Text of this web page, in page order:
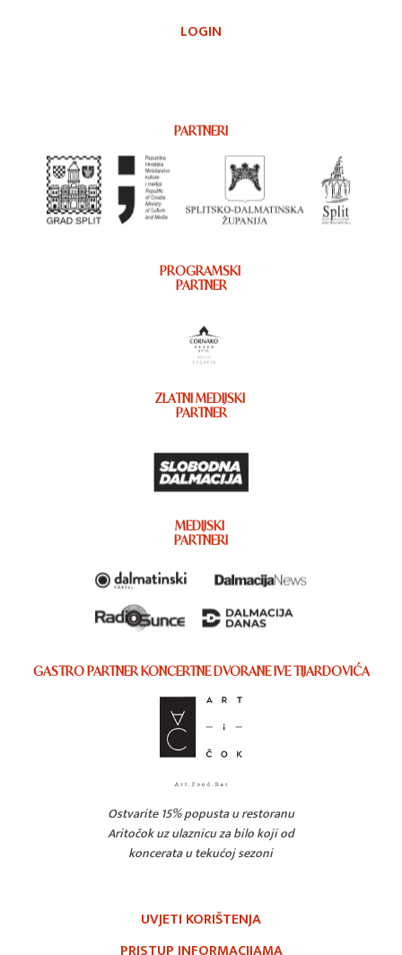
LOGIN
PARTNERI
PROGRAMSKI
PARTNER
ZLATNI MEDIJSKI
PARTNER
MEDIJSKI
PARTNERI
GASTRO PARTNER KONCERTNE DVORANE IVE TIJARDOVIĆA
Ostvarite 15% popusta u restoranu
Aritočok uz ulaznicu za bilo koji od
koncerata u tekućoj sezoni
UVJETI KORIŠTENJA